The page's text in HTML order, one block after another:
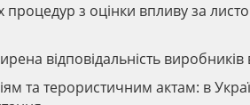
процедур з оцінки впливу за
відповідальність виробників
та терористичним актам: в